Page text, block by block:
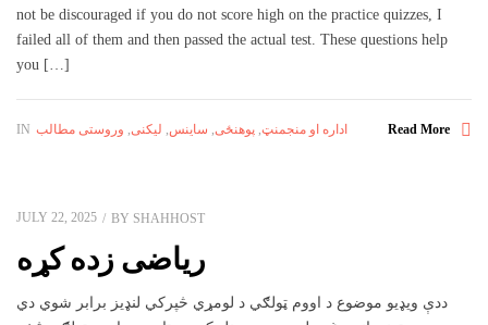
not be discouraged if you do not score high on the practice quizzes, I
failed all of them and then passed the actual test. These questions help
you […]
IN اداره او منجمنټ پوهنځی ساینس لیکنی وروستی مطالب Read More
JULY 22, 2025 BY SHAHHOST
ریاضی زده کړه
ددې ويډيو موضوع د اووم ټولګي د لومړي څپرکي لنډيز برابر شوي دي